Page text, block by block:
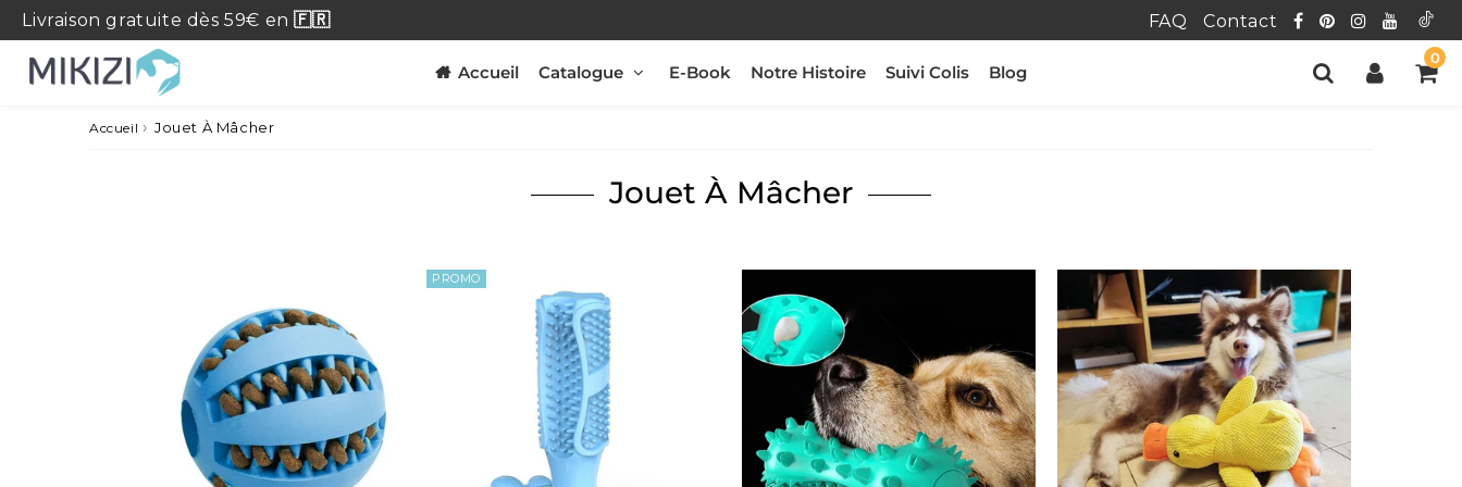
Livraison gratuite dès 59€ en🇫🇷 FAQ Contact
Accueil Catalogue E-Book Notre Histoire Suivi Colis Blog
0
Accueil › Jouet À Mâcher
Jouet À Mâcher
PROMO